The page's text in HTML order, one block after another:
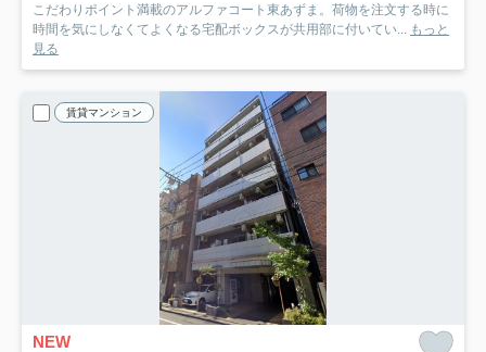
こだわりポイント満載のアルファコート東あずま。荷物を注文する時に
時間を気にしなくてよくなる宅配ボックスが共用部に付いてい... もっと
見る
賃貸マンション
NEW